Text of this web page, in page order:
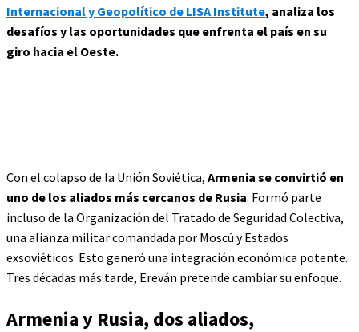
Internacional y Geopolítico de LISA Institute, analiza los
desafíos y las oportunidades que enfrenta el país en su
giro hacia el Oeste.
Con el colapso de la Unión Soviética, Armenia se convirtió en
uno de los aliados más cercanos de Rusia. Formó parte
incluso de la Organización del Tratado de Seguridad Colectiva,
una alianza militar comandada por Moscú y Estados
exsoviéticos. Esto generó una integración económica potente.
Tres décadas más tarde, Ereván pretende cambiar su enfoque.
Armenia y Rusia, dos aliados,